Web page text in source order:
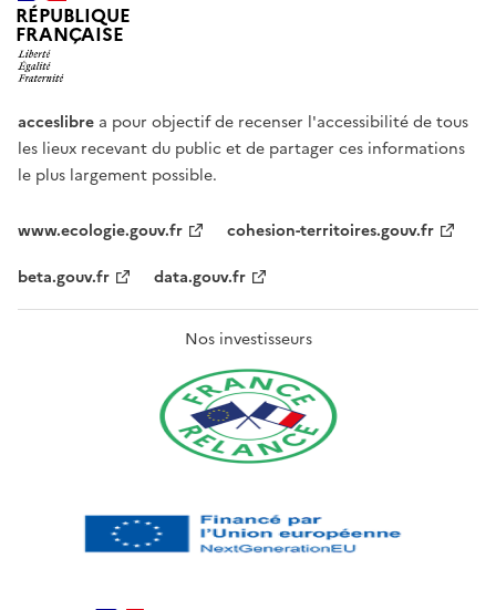
RÉPUBLIQUE
FRANÇAISE
acceslibre a pour objectif de recenser l'accessibilité de tous
les lieux recevant du public et de partager ces informations
le plus largement possible.
www.ecologie.gouv.fr
cohesion-territoires.gouv.fr
beta.gouv.fr
data.gouv.fr
Nos investisseurs